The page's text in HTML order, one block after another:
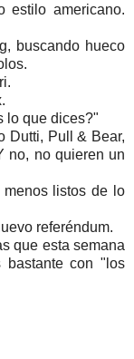
estilo americano.
buscando hueco
lo que dices?"
Dutti, Pull & Bear,
no, no quieren un
listos de lo
referéndum.
que esta semana
bastante con "los